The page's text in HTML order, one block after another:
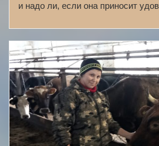
и надо ли, если она приносит